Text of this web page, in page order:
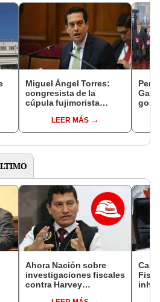
Miguel Ángel Torres:
congresista de la
cúpula fujimorista
del SenadoLEER MÁS
Ahora Nación sobre
investigaciones fiscales
contra Harvey